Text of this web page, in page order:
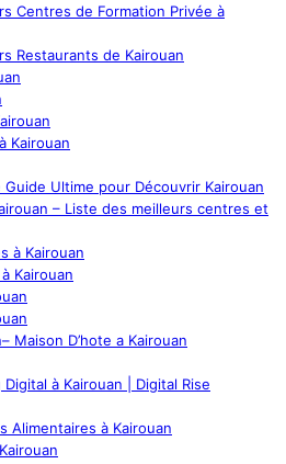
Centres de Formation Privée à
Restaurants de Kairouan
Kairouan
Guide Ultime pour Découvrir Kairouan
– Liste des meilleurs centres et
à Kairouan
Kairouan
Maison D’hote a Kairouan
à Kairouan | Digital Rise
Alimentaires à Kairouan